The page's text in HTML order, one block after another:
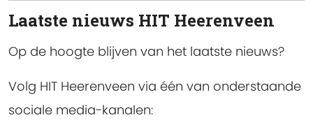
Laatste nieuws HIT Heerenveen
Op de hoogte blijven van het laatste nieuws?
Volg HIT Heerenveen via één van onderstaande
sociale media-kanalen: